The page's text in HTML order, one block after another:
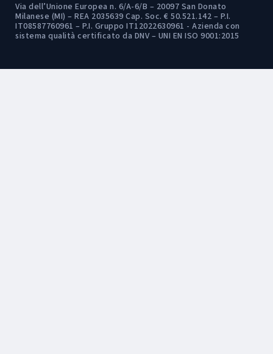
Via dell’Unione Europea n. 6/A-6/B – 20097 San Donato
Milanese (MI) – REA 2035639 Cap. Soc. € 50.521.142 – P.I.
IT08587760961 – P.I. Gruppo IT12022630961 - Azienda con
sistema qualità certificato da DNV – UNI EN ISO 9001:2015